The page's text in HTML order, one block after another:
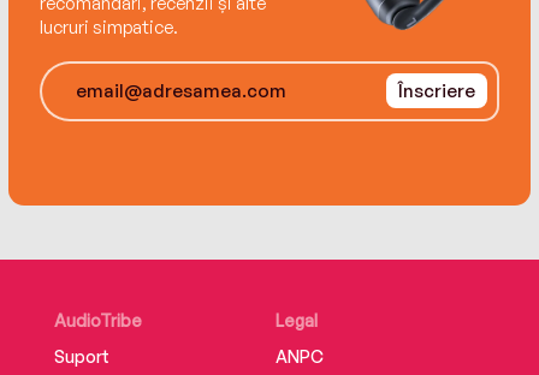
to stop.
lucruri simpatice.
Înscriere
AudioTribe
Suport
Legal
ANPC